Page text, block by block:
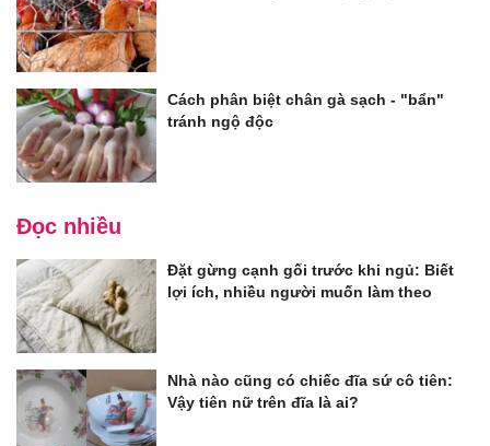
Cách phân biệt chân gà sạch - "bẩn"
tránh ngộ độc
Đọc nhiều
Đặt gừng cạnh gối trước khi ngủ: Biết
lợi ích, nhiều người muốn làm theo
Nhà nào cũng có chiếc đĩa sứ cô tiên:
Vậy tiên nữ trên đĩa là ai?